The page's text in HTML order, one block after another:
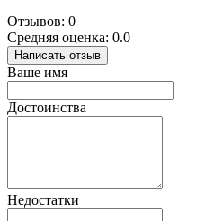
Отзывов: 0
Средняя оценка: 0.0
Написать отзыв
Ваше имя
Достоинства
Недостатки